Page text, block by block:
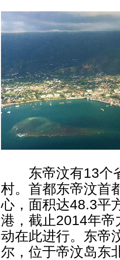
东帝汶有13个省
村。首都东帝汶首
心，面积达48.3平
港，截止2014年
动在此进行。东帝
尔，位于帝汶岛东